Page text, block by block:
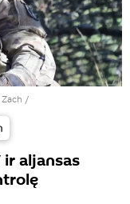
/
ir aljansas